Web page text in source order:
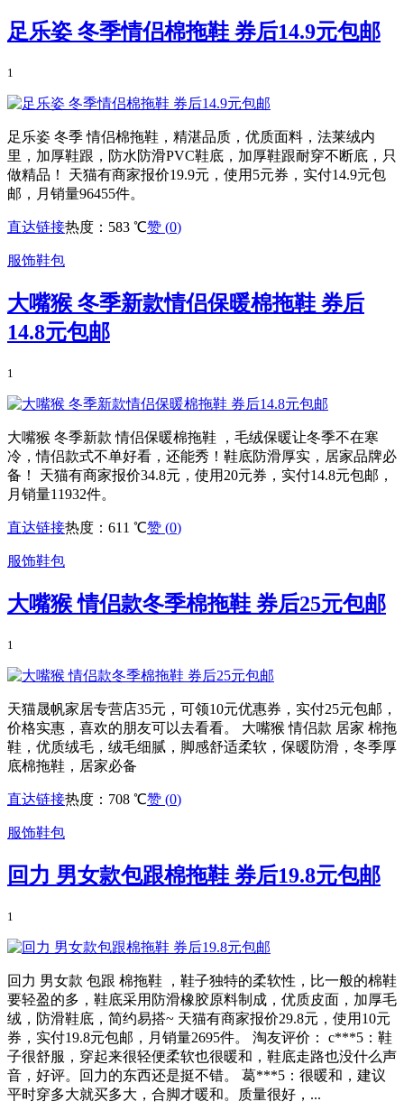
足乐姿 冬季情侣棉拖鞋 券后14.9元包邮
1
足乐姿 冬季 情侣棉拖鞋，精湛品质，优质面料，法莱绒内
里，加厚鞋跟，防水防滑PVC鞋底，加厚鞋跟耐穿不断底，只
做精品！ 天猫有商家报价19.9元，使用5元券，实付14.9元包
邮，月销量96455件。
直达链接热度：583 ℃赞 (0)
服饰鞋包
大嘴猴 冬季新款情侣保暖棉拖鞋 券后
14.8元包邮
1
大嘴猴 冬季新款 情侣保暖棉拖鞋 ，毛绒保暖让冬季不在寒
冷，情侣款式不单好看，还能秀！鞋底防滑厚实，居家品牌必
备！ 天猫有商家报价34.8元，使用20元券，实付14.8元包邮，
月销量11932件。
直达链接热度：611 ℃赞 (0)
服饰鞋包
大嘴猴 情侣款冬季棉拖鞋 券后25元包邮
1
天猫晟帆家居专营店35元，可领10元优惠券，实付25元包邮，
价格实惠，喜欢的朋友可以去看看。 大嘴猴 情侣款 居家 棉拖
鞋，优质绒毛，绒毛细腻，脚感舒适柔软，保暖防滑，冬季厚
底棉拖鞋，居家必备
直达链接热度：708 ℃赞 (0)
服饰鞋包
回力 男女款包跟棉拖鞋 券后19.8元包邮
1
回力 男女款 包跟 棉拖鞋 ，鞋子独特的柔软性，比一般的棉鞋
要轻盈的多，鞋底采用防滑橡胶原料制成，优质皮面，加厚毛
绒，防滑鞋底，简约易搭~ 天猫有商家报价29.8元，使用10元
券，实付19.8元包邮，月销量2695件。 淘友评价： c***5：鞋
子很舒服，穿起来很轻便柔软也很暖和，鞋底走路也没什么声
音，好评。回力的东西还是挺不错。 葛***5：很暖和，建议
平时穿多大就买多大，合脚才暖和。质量很好，...